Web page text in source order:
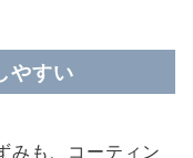
やすい
みも、コーティン